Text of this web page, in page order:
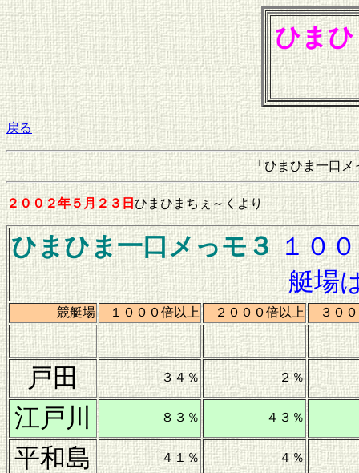
ひま
戻る
「ひまひま一口
２００２年５月２３日 ひまひまちぇ～くより
ひまひま一口メっモ３ １０
艇場
競艇場 １０００倍以上 ２０００倍以上 ３０
戸田 ３４％ ２％
江戸川 ８３％ ４３％
平和島 ４１％ ４％